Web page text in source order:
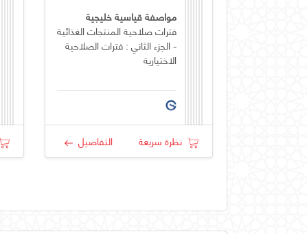
مواصفة قياسية خليجية
فترات صلاحية المنتجات الغذائية
- الجزء الثاني : فترات الصلاحية
الاختيارية
نظرة سريعة التفاصيل